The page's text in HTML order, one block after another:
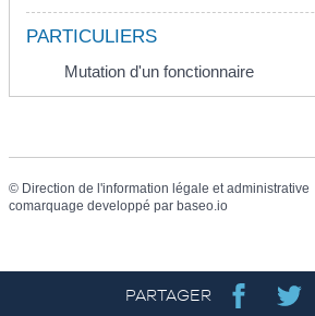
PARTICULIERS
Mutation d'un fonctionnaire
© Direction de l'information légale et administrative
comarquage developpé par baseo.io
PARTAGER